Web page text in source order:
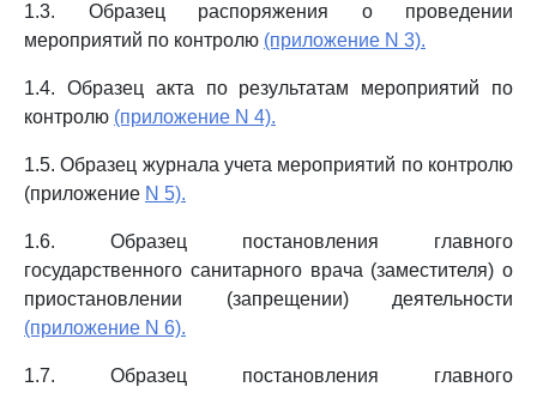
1.3. Образец распоряжения о проведении
мероприятий по контролю (приложение N 3).
1.4. Образец акта по результатам мероприятий по
контролю (приложение N 4).
1.5. Образец журнала учета мероприятий по контролю
(приложение N 5).
1.6. Образец постановления главного
государственного санитарного врача (заместителя) о
приостановлении (запрещении) деятельности
(приложение N 6).
1.7. Образец постановления главного